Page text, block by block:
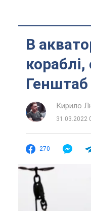
В
Кирило
31.03.2022
270